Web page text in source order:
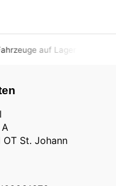
auf Lager
St. Johann